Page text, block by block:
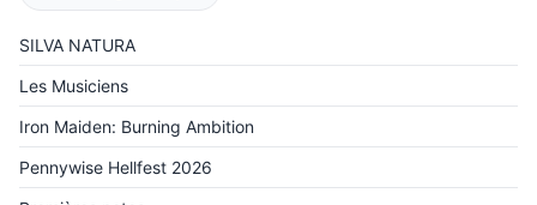
SILVA NATURA
Les Musiciens
Iron Maiden: Burning Ambition
Pennywise Hellfest 2026